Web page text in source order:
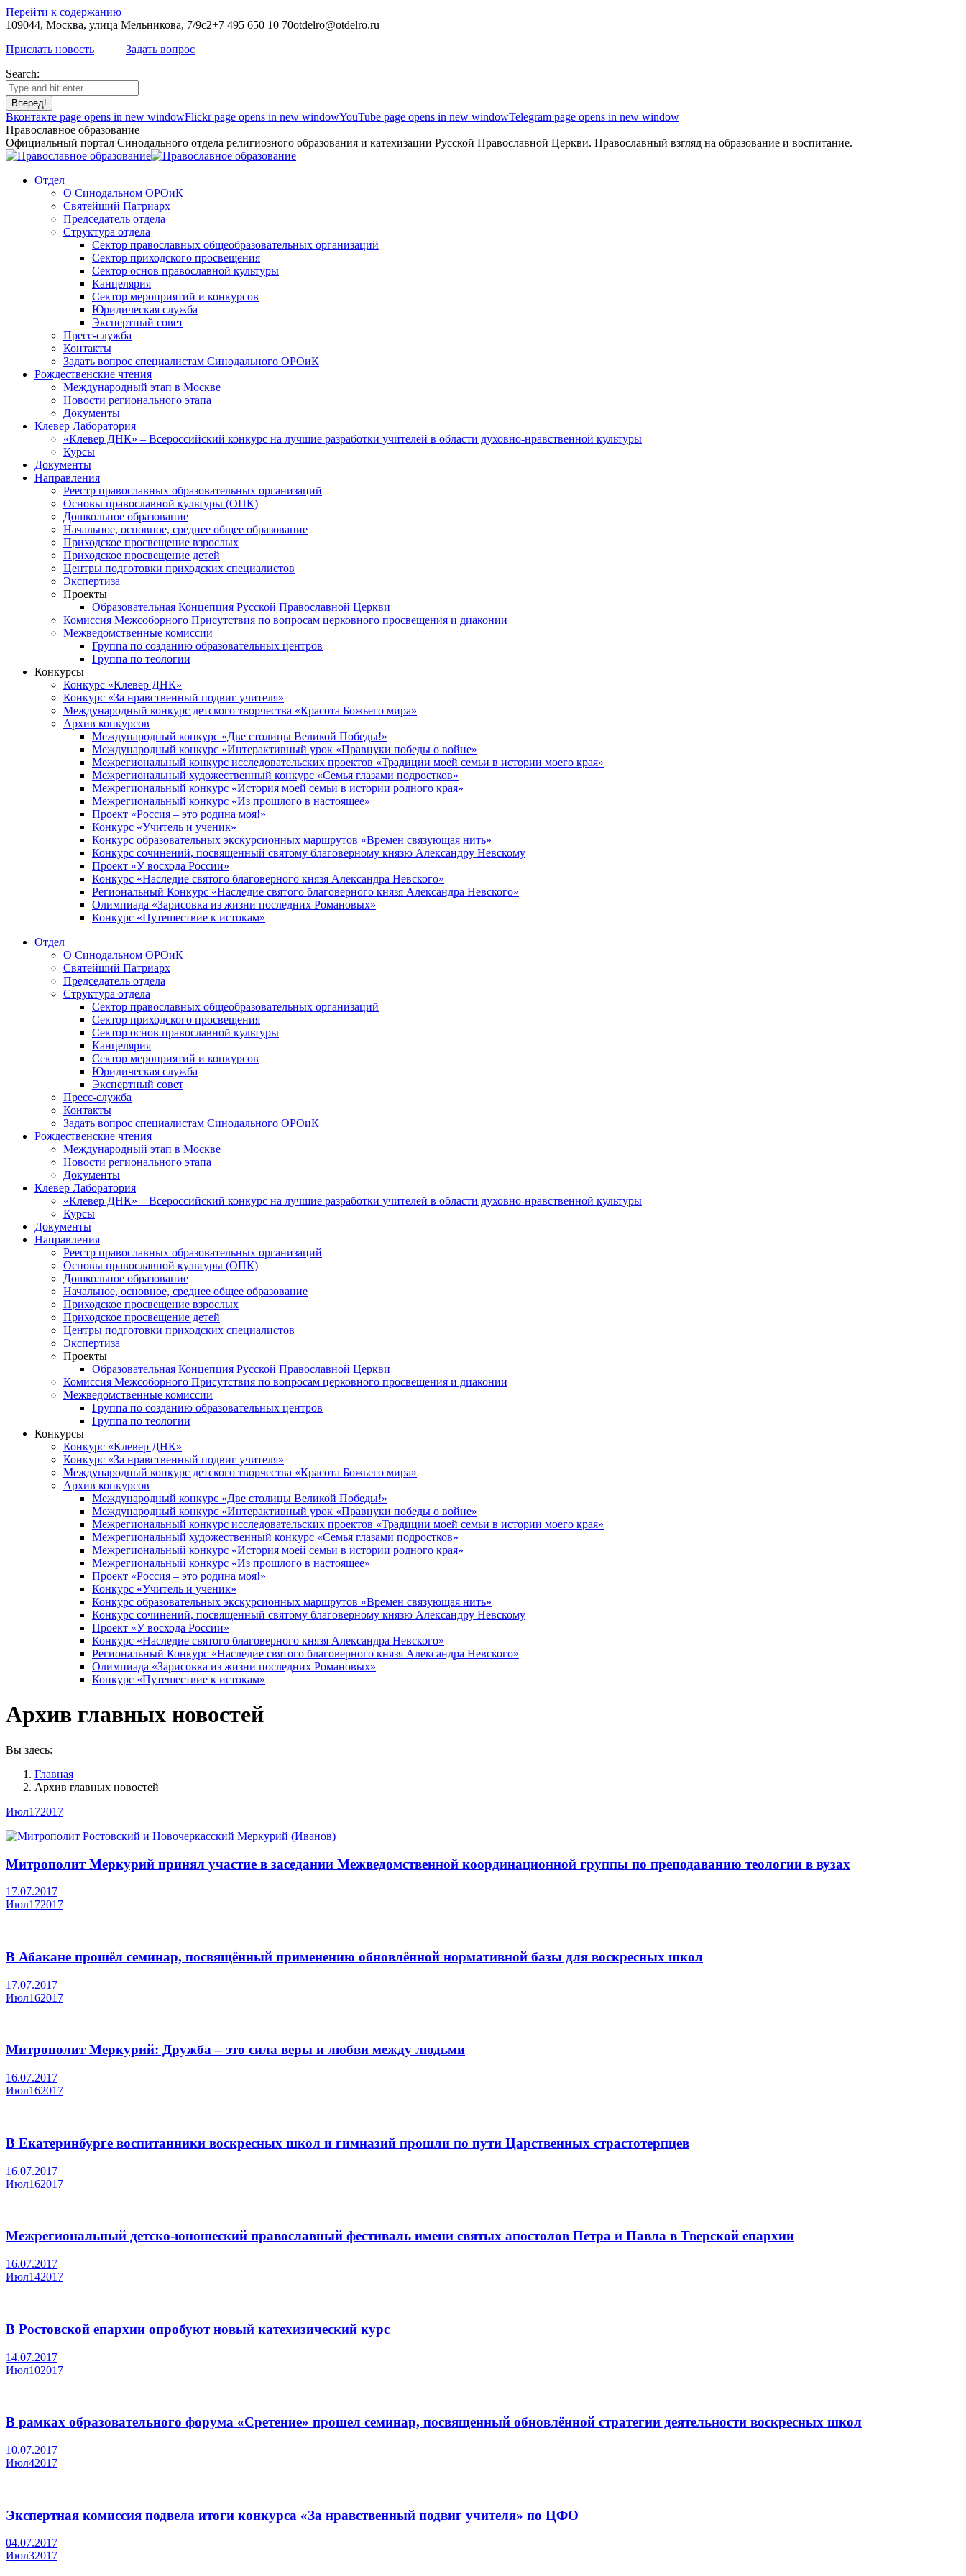
Перейти к содержанию
109044, Москва, улица Мельникова, 7/9с2+7 495 650 10 70otdelro@otdelro.ru
Прислать новость
Задать вопрос
Search:
Вконтакте page opens in new windowFlickr page opens in new windowYouTube page opens in new windowTelegram page opens in new window
Православное образование
Официальный портал Синодального отдела религиозного образования и катехизации Русской Православной Церкви. Православный взгляд на образование и воспитание.
Отдел
О Синодальном ОРОиК
Святейший Патриарх
Председатель отдела
Структура отдела
Сектор православных общеобразовательных организаций
Сектор приходского просвещения
Сектор основ православной культуры
Канцелярия
Сектор мероприятий и конкурсов
Юридическая служба
Экспертный совет
Пресс-служба
Контакты
Задать вопрос специалистам Синодального ОРОиК
Рождественские чтения
Международный этап в Москве
Новости регионального этапа
Документы
Клевер Лаборатория
«Клевер ДНК» – Всероссийский конкурс на лучшие разработки учителей в области духовно-нравственной культуры
Курсы
Документы
Направления
Реестр православных образовательных организаций
Основы православной культуры (ОПК)
Дошкольное образование
Начальное, основное, среднее общее образование
Приходское просвещение взрослых
Приходское просвещение детей
Центры подготовки приходских специалистов
Экспертиза
Проекты
Образовательная Концепция Русской Православной Церкви
Комиссия Межсоборного Присутствия по вопросам церковного просвещения и диаконии
Межведомственные комиссии
Группа по созданию образовательных центров
Группа по теологии
Конкурсы
Конкурс «Клевер ДНК»
Конкурс «За нравственный подвиг учителя»
Международный конкурс детского творчества «Красота Божьего мира»
Архив конкурсов
Международный конкурс «Две столицы Великой Победы!»
Международный конкурс «Интерактивный урок «Правнуки победы о войне»
Межрегиональный конкурс исследовательских проектов «Традиции моей семьи в истории моего края»
Межрегиональный художественный конкурс «Семья глазами подростков»
Межрегиональный конкурс «История моей семьи в истории родного края»
Межрегиональный конкурс «Из прошлого в настоящее»
Проект «Россия – это родина моя!»
Конкурс «Учитель и ученик»
Конкурс образовательных экскурсионных маршрутов «Времен связующая нить»
Конкурс сочинений, посвященный святому благоверному князю Александру Невскому
Проект «У восхода России»
Конкурс «Наследие святого благоверного князя Александра Невского»
Региональный Конкурс «Наследие святого благоверного князя Александра Невского»
Олимпиада «Зарисовка из жизни последних Романовых»
Конкурс «Путешествие к истокам»
Отдел
О Синодальном ОРОиК
Святейший Патриарх
Председатель отдела
Структура отдела
Сектор православных общеобразовательных организаций
Сектор приходского просвещения
Сектор основ православной культуры
Канцелярия
Сектор мероприятий и конкурсов
Юридическая служба
Экспертный совет
Пресс-служба
Контакты
Задать вопрос специалистам Синодального ОРОиК
Рождественские чтения
Международный этап в Москве
Новости регионального этапа
Документы
Клевер Лаборатория
«Клевер ДНК» – Всероссийский конкурс на лучшие разработки учителей в области духовно-нравственной культуры
Курсы
Документы
Направления
Реестр православных образовательных организаций
Основы православной культуры (ОПК)
Дошкольное образование
Начальное, основное, среднее общее образование
Приходское просвещение взрослых
Приходское просвещение детей
Центры подготовки приходских специалистов
Экспертиза
Проекты
Образовательная Концепция Русской Православной Церкви
Комиссия Межсоборного Присутствия по вопросам церковного просвещения и диаконии
Межведомственные комиссии
Группа по созданию образовательных центров
Группа по теологии
Конкурсы
Конкурс «Клевер ДНК»
Конкурс «За нравственный подвиг учителя»
Международный конкурс детского творчества «Красота Божьего мира»
Архив конкурсов
Международный конкурс «Две столицы Великой Победы!»
Международный конкурс «Интерактивный урок «Правнуки победы о войне»
Межрегиональный конкурс исследовательских проектов «Традиции моей семьи в истории моего края»
Межрегиональный художественный конкурс «Семья глазами подростков»
Межрегиональный конкурс «История моей семьи в истории родного края»
Межрегиональный конкурс «Из прошлого в настоящее»
Проект «Россия – это родина моя!»
Конкурс «Учитель и ученик»
Конкурс образовательных экскурсионных маршрутов «Времен связующая нить»
Конкурс сочинений, посвященный святому благоверному князю Александру Невскому
Проект «У восхода России»
Конкурс «Наследие святого благоверного князя Александра Невского»
Региональный Конкурс «Наследие святого благоверного князя Александра Невского»
Олимпиада «Зарисовка из жизни последних Романовых»
Конкурс «Путешествие к истокам»
Архив главных новостей
Вы здесь:
Главная
Архив главных новостей
Июл172017
Митрополит Меркурий принял участие в заседании Межведомственной координационной группы по преподаванию теологии в вузах
17.07.2017
Июл172017
В Абакане прошёл семинар, посвящённый применению обновлённой нормативной базы для воскресных школ
17.07.2017
Июл162017
Митрополит Меркурий: Дружба – это сила веры и любви между людьми
16.07.2017
Июл162017
В Екатеринбурге воспитанники воскресных школ и гимназий прошли по пути Царственных страстотерпцев
16.07.2017
Июл162017
Межрегиональный детско-юношеский православный фестиваль имени святых апостолов Петра и Павла в Тверской епархии
16.07.2017
Июл142017
В Ростовской епархии опробуют новый катехизический курс
14.07.2017
Июл102017
В рамках образовательного форума «Сретение» прошел семинар, посвященный обновлённой стратегии деятельности воскресных школ
10.07.2017
Июл42017
Экспертная комиссия подвела итоги конкурса «За нравственный подвиг учителя» по ЦФО
04.07.2017
Июл32017